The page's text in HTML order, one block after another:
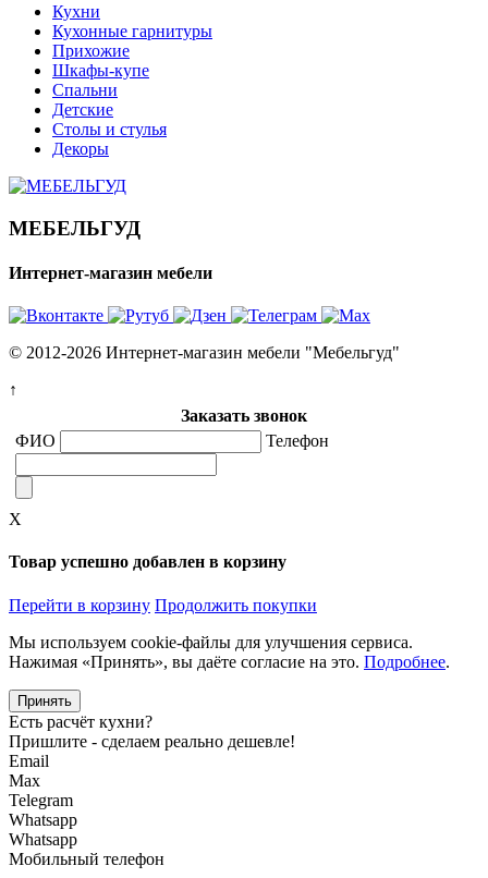
Кухни
Кухонные гарнитуры
Прихожие
Шкафы-купе
Спальни
Детские
Столы и стулья
Декоры
МЕБЕЛЬГУД
Интернет-магазин мебели
© 2012-2026 Интернет-магазин мебели "Мебельгуд"
↑
Заказать звонок
ФИО
Телефон
X
Товар успешно добавлен в корзину
Перейти в корзину Продолжить покупки
Мы используем cookie-файлы для улучшения сервиса.
Нажимая «Принять», вы даёте согласие на это. Подробнее.
Принять
Есть расчёт кухни?
Пришлите - сделаем реально дешевле!
Email
Max
Telegram
Whatsapp
Whatsapp
Мобильный телефон